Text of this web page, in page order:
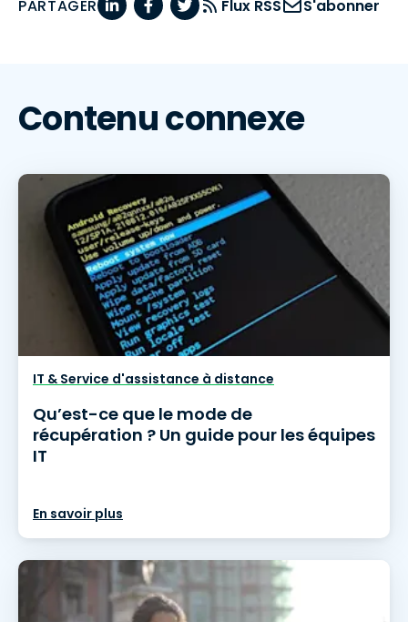
PARTAGER
Flux RSS S'abonner
Contenu connexe
IT & Service d'assistance à distance
Qu’est-ce que le mode de
récupération ? Un guide pour les équipes
IT
En savoir plus